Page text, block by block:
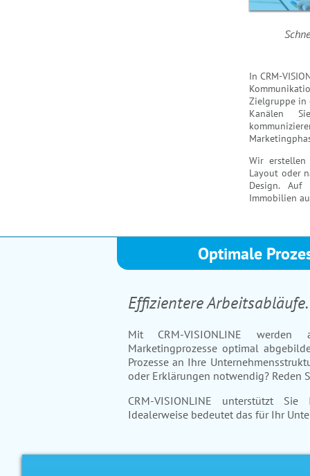
In CRM-
Zielgruppe in
Kanälen
Wir erstellen
Layout oder
Design. Auf
Immobilien
Optimale
Effizientere
Mit CRM-VISIONLINE
Marketingprozesse optimal
Prozesse an Ihre
oder Erklärungen notwendig? Reden
CRM-VISIONLINE unterstützt
Idealerweise bedeutet das für Ihr